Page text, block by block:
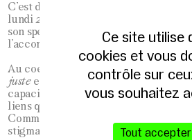
C’est dans ce cadre que Clémentine
lundi 24 mars au Théâtre 13 une
son spectacle Fais la chose juste,
l’accompagnement artistique des
Au coeur d’une cité en passe d’être
justeest une fable moderne et
capacité à vivre ensemble, notre
liens qui se tissent entre territoires
Comment penser la ville aujourd’hui
stigmatisante ?
Ce site utilise
cookies et vous
contrôle sur
vous souhaitez
Tout accepter